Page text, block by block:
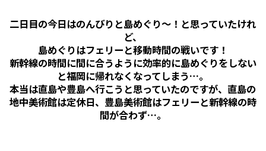
二日目の今日はのんびりと島めぐり～！と思っていたけれ
ど、
島めぐりはフェリーと移動時間の戦いです！
新幹線の時間に間に合うように効率的に島めぐりをしない
と福岡に帰れなくなってしまう…。
本当は直島や豊島へ行こうと思っていたのですが、直島の
地中美術館は定休日、豊島美術館はフェリーと新幹線の時
間が合わず…。